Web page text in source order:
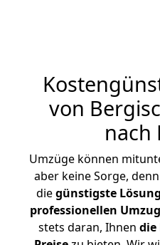
von
nach
Umzüge können
aber keine Sorge,
diegünstigste Lösung
professionellen
stets daran, Ihnen die